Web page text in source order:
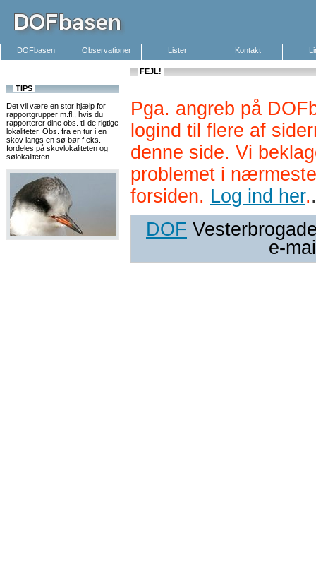
DOFbasen Observationer Lister Kontakt
TIPS
Det vil være en stor hjælp for
rapportgrupper m.fl., hvis du
rapporterer dine obs. til de rigtige
lokaliteter. Obs. fra en tur i en
skov langs en sø bør f.eks.
fordeles på skovlokaliteten og
sølokaliteten.
FEJL!
Pga. angreb på
logind til flere af
denne side. Vi
problemet i
forsiden. Log ind her..
DOF
e-